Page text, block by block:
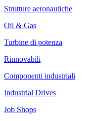
Strutture aeronautiche
Oil & Gas
Turbine di potenza
Rinnovabili
Componenti industriali
Industrial Drives
Job Shops